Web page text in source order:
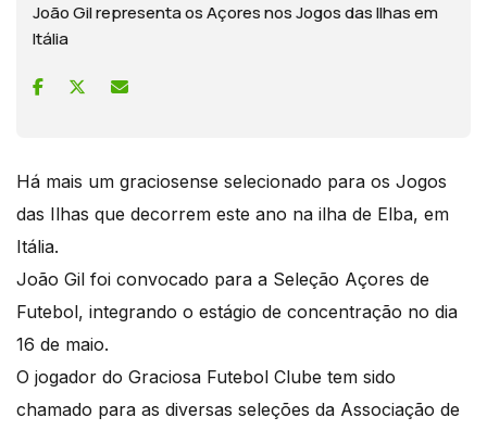
João Gil representa os Açores nos Jogos das Ilhas em
Itália
Há mais um graciosense selecionado para os Jogos
das Ilhas que decorrem este ano na ilha de Elba, em
Itália.
João Gil foi convocado para a Seleção Açores de
Futebol, integrando o estágio de concentração no dia
16 de maio.
O jogador do Graciosa Futebol Clube tem sido
chamado para as diversas seleções da Associação de